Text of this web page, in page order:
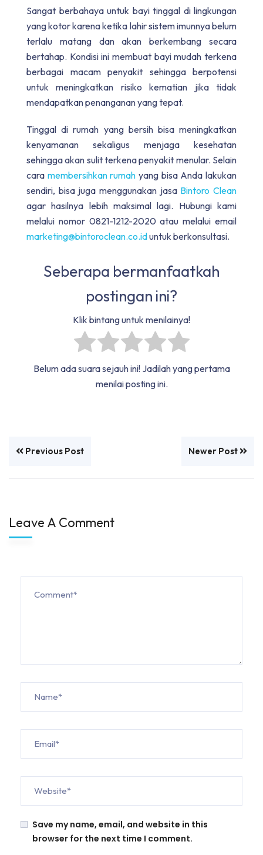
Sangat berbahaya untuk bayi tinggal di lingkungan
yang kotor karena ketika lahir sistem imunnya belum
terlalu matang dan akan berkembang secara
bertahap. Kondisi ini membuat bayi mudah terkena
berbagai macam penyakit sehingga berpotensi
untuk meningkatkan risiko kematian jika tidak
mendapatkan penanganan yang tepat.
Tinggal di rumah yang bersih bisa meningkatkan
kenyamanan sekaligus menjaga kesehatan
sehingga akan sulit terkena penyakit menular. Selain
cara membersihkan rumah yang bisa Anda lakukan
sendiri, bisa juga menggunakan jasa Bintoro Clean
agar hasilnya lebih maksimal lagi. Hubungi kami
melalui nomor 0821-1212-2020 atau melalui email
marketing@bintoroclean.co.iduntuk berkonsultasi.
Seberapa bermanfaatkah
postingan ini?
Klik bintang untuk menilainya!
Belum ada suara sejauh ini! Jadilah yang pertama
menilai posting ini.
Previous Post Newer Post
Leave A Comment
Save my name, email, and website in this
browser for the next time I comment.